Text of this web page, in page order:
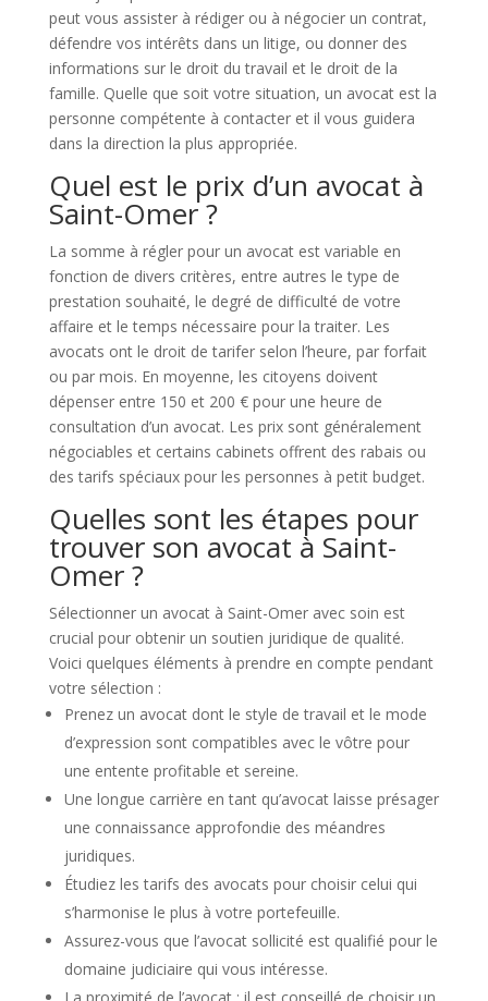
peut vous assister à rédiger ou à négocier un contrat,
défendre vos intérêts dans un litige, ou donner des
informations sur le droit du travail et le droit de la
famille. Quelle que soit votre situation, un avocat est la
personne compétente à contacter et il vous guidera
dans la direction la plus appropriée.
Quel est le prix d’un avocat à
Saint-Omer ?
La somme à régler pour un avocat est variable en
fonction de divers critères, entre autres le type de
prestation souhaité, le degré de difficulté de votre
affaire et le temps nécessaire pour la traiter. Les
avocats ont le droit de tarifer selon l’heure, par forfait
ou par mois. En moyenne, les citoyens doivent
dépenser entre 150 et 200 € pour une heure de
consultation d’un avocat. Les prix sont généralement
négociables et certains cabinets offrent des rabais ou
des tarifs spéciaux pour les personnes à petit budget.
Quelles sont les étapes pour
trouver son avocat à Saint-
Omer ?
Sélectionner un avocat à Saint-Omer avec soin est
crucial pour obtenir un soutien juridique de qualité.
Voici quelques éléments à prendre en compte pendant
votre sélection :
Prenez un avocat dont le style de travail et le mode
d’expression sont compatibles avec le vôtre pour
une entente profitable et sereine.
Une longue carrière en tant qu’avocat laisse présager
une connaissance approfondie des méandres
juridiques.
Étudiez les tarifs des avocats pour choisir celui qui
s’harmonise le plus à votre portefeuille.
Assurez-vous que l’avocat sollicité est qualifié pour le
domaine judiciaire qui vous intéresse.